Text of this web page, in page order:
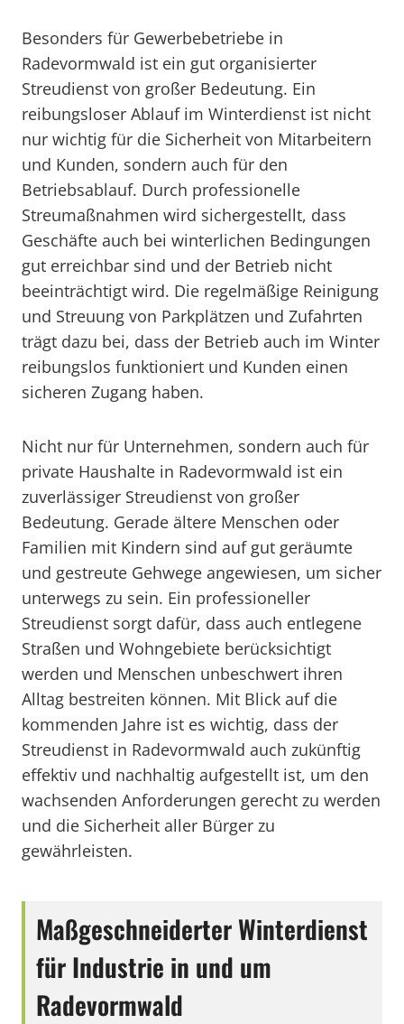
Besonders für Gewerbebetriebe in
Radevormwald ist ein gut organisierter
Streudienst von großer Bedeutung. Ein
reibungsloser Ablauf im Winterdienst ist nicht
nur wichtig für die Sicherheit von Mitarbeitern
und Kunden, sondern auch für den
Betriebsablauf. Durch professionelle
Streumaßnahmen wird sichergestellt, dass
Geschäfte auch bei winterlichen Bedingungen
gut erreichbar sind und der Betrieb nicht
beeinträchtigt wird. Die regelmäßige Reinigung
und Streuung von Parkplätzen und Zufahrten
trägt dazu bei, dass der Betrieb auch im Winter
reibungslos funktioniert und Kunden einen
sicheren Zugang haben.
Nicht nur für Unternehmen, sondern auch für
private Haushalte in Radevormwald ist ein
zuverlässiger Streudienst von großer
Bedeutung. Gerade ältere Menschen oder
Familien mit Kindern sind auf gut geräumte
und gestreute Gehwege angewiesen, um sicher
unterwegs zu sein. Ein professioneller
Streudienst sorgt dafür, dass auch entlegene
Straßen und Wohngebiete berücksichtigt
werden und Menschen unbeschwert ihren
Alltag bestreiten können. Mit Blick auf die
kommenden Jahre ist es wichtig, dass der
Streudienst in Radevormwald auch zukünftig
effektiv und nachhaltig aufgestellt ist, um den
wachsenden Anforderungen gerecht zu werden
und die Sicherheit aller Bürger zu
gewährleisten.
Maßgeschneiderter Winterdienst
für Industrie in und um
Radevormwald